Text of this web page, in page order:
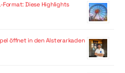
Format: Diese Highlights
öffnet in den Alsterarkaden